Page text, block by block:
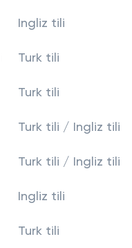
Ingliz tili
Turk tili
Turk tili
Turk tili / Ingliz tili
Turk tili / Ingliz tili
Ingliz tili
Turk tili